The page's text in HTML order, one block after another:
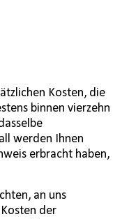
Kosten, die
binnen vierzehn
werden Ihnen
erbracht haben,
an uns
der